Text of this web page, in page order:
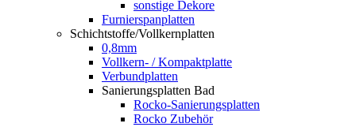
sonstige Dekore
Furnierspanplatten
Schichtstoffe/Vollkernplatten
0,8mm
Vollkern- / Kompaktplatte
Verbundplatten
Sanierungsplatten Bad
Rocko-Sanierungsplatten
Rocko Zubehör